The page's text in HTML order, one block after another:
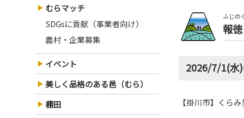
ふじ
2026/7/1(
【掛川市】く
むらマッチ
SDGsに貢献（事業者向け）
農村・企業募集
イベント
美しく品格のある邑（むら）
棚田